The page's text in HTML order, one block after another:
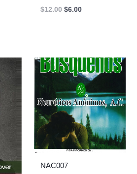
$12.00 $6.00
NAC007